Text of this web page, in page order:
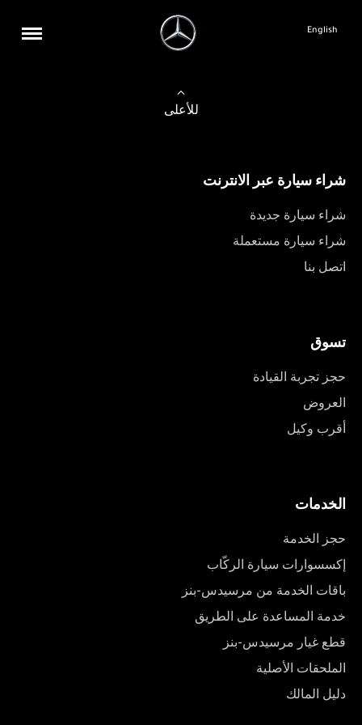
English
للأعلى
شراء سيارة عبر الانترنت
شراء سيارة جديدة
شراء سيارة مستعملة
اتصل بنا
تسوق
حجز تجربة القيادة
العروض
أقرب وكيل
الخدمات
حجز الخدمة
إكسسوارات سيارة الركّاب
باقات الخدمة من مرسيدس-بنز
خدمة المساعدة على الطريق
قطع غيار مرسيدس-بنز
الملحقات الأصلية
دليل المالك